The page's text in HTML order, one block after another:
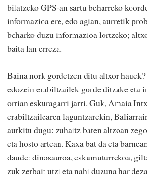
bilatzeko GPS-an sartu beharreko
informazioa ere, edo agian, aurretik
beharko duzu informazioa lortzeko;
baita lan erreza.
Baina nork gordetzen ditu altxor
edozein erabiltzailek gorde ditzake eta
orrian eskuragarri jarri. Guk, Amaia
erabiltzailearen laguntzarekin,
aurkitu dugu: zuhaitz baten altzoan
eta hosto artean. Kaxa bat da eta
daude: dinosauroa, eskumuturrekoa,
zuk zerbait utzi eta nahi duzuna har